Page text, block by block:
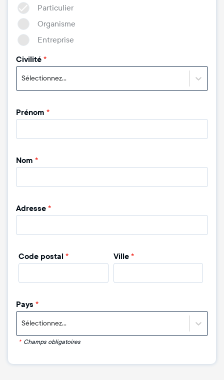
Particulier
Organisme
Entreprise
Civilité*
Sélectionnez...
Prénom *
Nom *
Adresse*
Code postal * Ville *
Pays *
Sélectionnez...
* Champs obligatoires